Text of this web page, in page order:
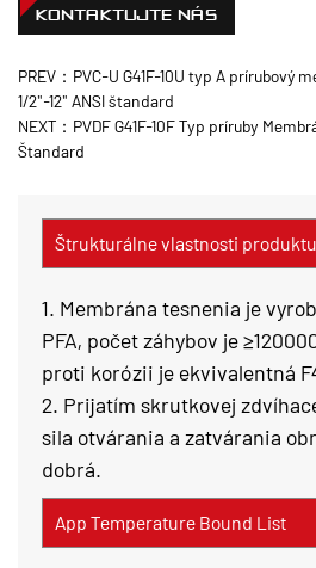
KONTAKTUJTE NÁS
PREV：PVC-U G41F-10U typ A prírubový
1/2"-12" ANSI štandard
NEXT：PVDF G41F-10F Typ príruby
Štandard
Štrukturálne vlastnosti produktu
1. Membrána tesnenia je
PFA, počet záhybov je
proti korózii je ekvivalentná
2. Prijatím skrutkovej
sila otvárania a zatvárania
dobrá.
App Temperature Bound List